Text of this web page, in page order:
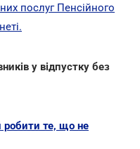
послуг Пенсійного
у відпустку без
те, що не